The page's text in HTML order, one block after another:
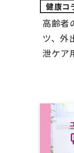
高齢者
ツ、外
泄ケア